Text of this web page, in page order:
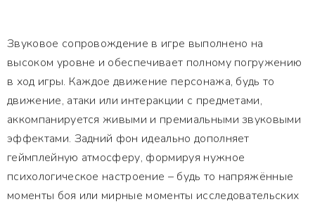
Звуковое сопровождение в игре выполнено на
высоком уровне и обеспечивает полному погружению
в ход игры. Каждое движение персонажа, будь то
движение, атаки или интеракции с предметами,
аккомпанируется живыми и премиальными звуковыми
эффектами. Задний фон идеально дополняет
геймплейную атмосферу, формируя нужное
психологическое настроение – будь то напряжённые
моменты боя или мирные моменты исследовательских